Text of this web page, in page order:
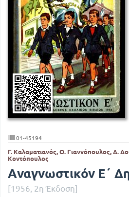
01-45194
Γ. Καλαματιανός, Θ. Γιαννόπουλος, Δ.
Κοντόπουλος
Αναγνωστικόν Ε΄
[1956, 2η Έκδοση]